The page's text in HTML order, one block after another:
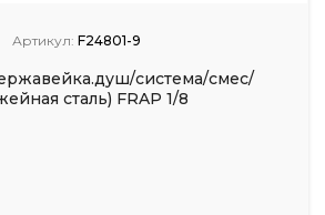
Артикул: F24801-9
система/смес/
сталь) FRAP 1/8